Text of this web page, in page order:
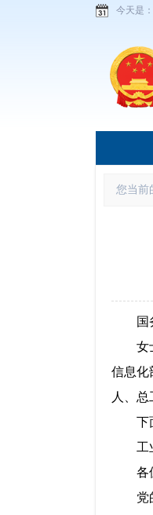
今天是：
您当前
国
女
信息化
人、总
下
工
各
党